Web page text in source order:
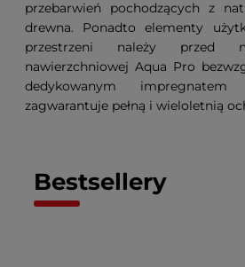
przebarwień pochodzących z
drewna. Ponadto elementy
przestrzeni należy przed
nawierzchniowej Aqua Pro
dedykowanym
zagwarantuje pełną i wieloletnią
Bestsellery